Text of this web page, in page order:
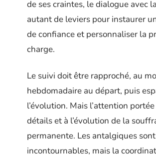
de ses craintes, le dialogue avec
autant de leviers pour instaurer
de confiance et personnaliser la
charge.
Le suivi doit être rapproché, au
hebdomadaire au départ, puis
l’évolution. Mais l’attention
détails et à l’évolution de la
permanente. Les antalgiques sont
incontournables, mais la